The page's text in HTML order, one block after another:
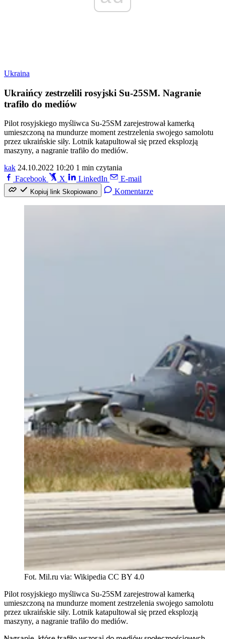
Ukraina
Ukraińcy zestrzelili rosyjski Su-25SM. Nagranie
trafiło do mediów
Pilot rosyjskiego myśliwca Su-25SM zarejestrował kamerką
umieszczoną na mundurze moment zestrzelenia swojego samolotu
przez ukraińskie siły. Lotnik katapultował się przed eksplozją
maszyny, a nagranie trafiło do mediów.
kak 24.10.2022 10:20 1 min czytania
Facebook
X LinkedIn E-mail
Kopiuj link Skopiowano Komentarze
Fot. Mil.ru via: Wikipedia CC BY 4.0
Pilot rosyjskiego myśliwca Su-25SM zarejestrował kamerką
umieszczoną na mundurze moment zestrzelenia swojego samolotu
przez ukraińskie siły. Lotnik katapultował się przed eksplozją
maszyny, a nagranie trafiło do mediów.